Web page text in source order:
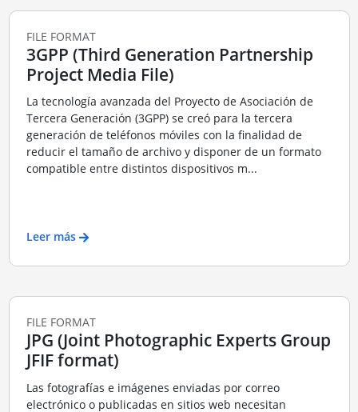
FILE FORMAT
3GPP (Third Generation Partnership
Project Media File)
La tecnología avanzada del Proyecto de Asociación de
Tercera Generación (3GPP) se creó para la tercera
generación de teléfonos móviles con la finalidad de
reducir el tamaño de archivo y disponer de un formato
compatible entre distintos dispositivos m...
Leer más
FILE FORMAT
JPG (Joint Photographic Experts Group
JFIF format)
Las fotografías e imágenes enviadas por correo
electrónico o publicadas en sitios web necesitan